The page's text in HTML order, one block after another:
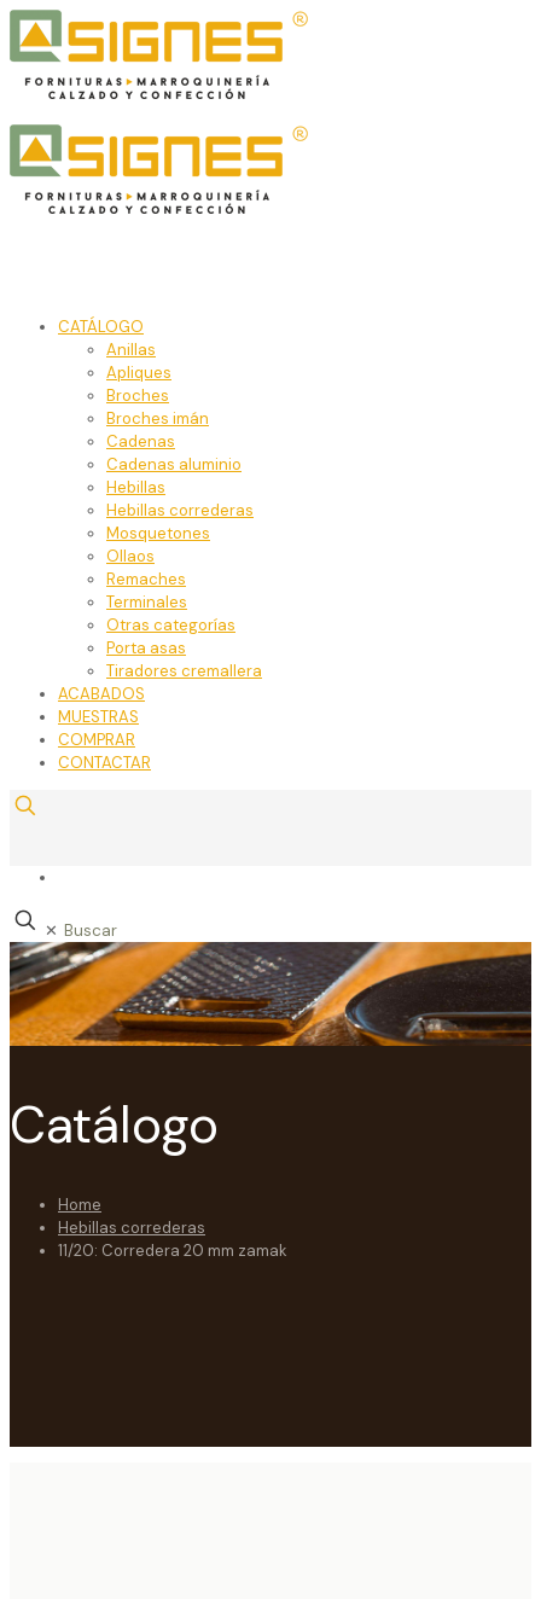
CATÁLOGO
Anillas
Apliques
Broches
Broches imán
Cadenas
Cadenas aluminio
Hebillas
Hebillas correderas
Mosquetones
Ollaos
Remaches
Terminales
Otras categorías
Porta asas
Tiradores cremallera
ACABADOS
MUESTRAS
COMPRAR
CONTACTAR
✕
Catálogo
Home
Hebillas correderas
11/20: Corredera 20 mm zamak